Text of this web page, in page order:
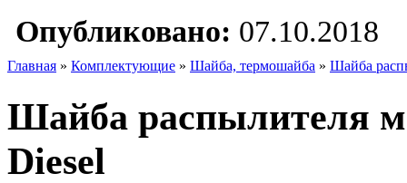
Опубликовано: 07.10.2018
Главная » Комплектующие » Шайба, термошайба » Шайба
Шайба распылителя
Diesel